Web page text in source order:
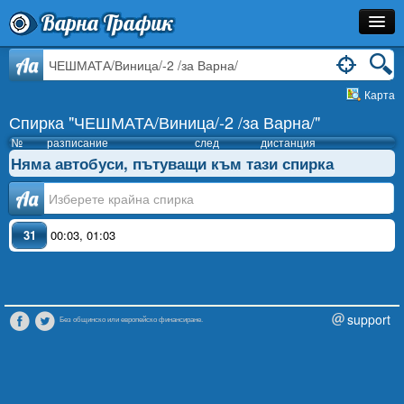
Варна Трафик
Спирка
Разписание
Как Да Стигна?
Инфо
Aa
Карта
Спирка "ЧЕШМАТА/Виница/-2 /за Варна/"
№ разписание след дистанция
Няма автобуси, пътуващи към тази спирка
Аа
31 00:03, 01:03
Без общинско или европейско финансиране. support